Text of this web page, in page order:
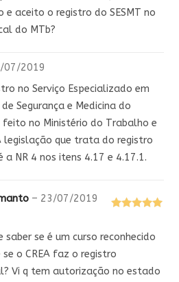
de 5
e aceito o registro do SESMT no
do MTb?
07/2019
no Serviço Especializado em
de Segurança e Medicina do
feito no Ministério do Trabalho e
legislação que trata do registro
a NR 4 nos itens 4.17 e 4.17.1.
de 5
– 23/07/2019
saber se é um curso reconhecido
se o CREA faz o registro
Vi q tem autorização no estado